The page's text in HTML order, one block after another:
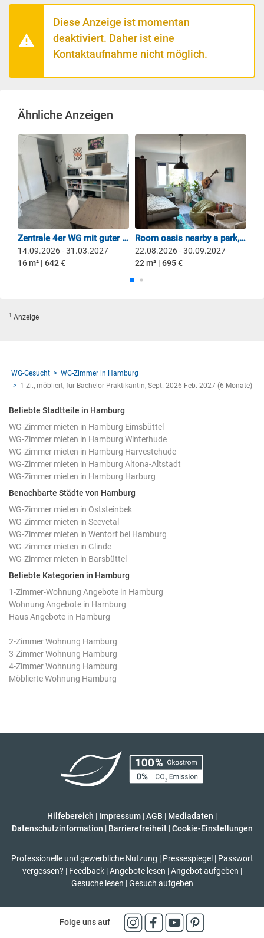
Diese Anzeige ist momentan
deaktiviert. Daher ist eine
Kontaktaufnahme nicht möglich.
Ähnliche Anzeigen
Zentrale 4er WG mit guter Anbindung sucht neue Mitbewohner*in
14.09.2026 - 31.03.2027
16 m² | 642 €
Room oasis nearby a park, 10 min from main station
22.08.2026 - 30.09.2027
22 m² | 695 €
1 Anzeige
WG-Gesucht
WG-Zimmer in Hamburg
1 Zi., möbliert, für Bachelor Praktikantin, Sept. 2026-Feb. 2027 (6 Monate)
Beliebte Stadtteile in Hamburg
WG-Zimmer mieten in Hamburg Eimsbüttel
WG-Zimmer mieten in Hamburg Winterhude
WG-Zimmer mieten in Hamburg Harvestehude
WG-Zimmer mieten in Hamburg Altona-Altstadt
WG-Zimmer mieten in Hamburg Harburg
Benachbarte Städte von Hamburg
WG-Zimmer mieten in Oststeinbek
WG-Zimmer mieten in Seevetal
WG-Zimmer mieten in Wentorf bei Hamburg
WG-Zimmer mieten in Glinde
WG-Zimmer mieten in Barsbüttel
Beliebte Kategorien in Hamburg
1-Zimmer-Wohnung Angebote in Hamburg
Wohnung Angebote in Hamburg
Haus Angebote in Hamburg
2-Zimmer Wohnung Hamburg
3-Zimmer Wohnung Hamburg
4-Zimmer Wohnung Hamburg
Möblierte Wohnung Hamburg
Hilfebereich | Impressum |AGB | Mediadaten |
Datenschutzinformation | Barrierefreiheit | Cookie-Einstellungen
Professionelle und gewerbliche Nutzung | Pressespiegel | Passwort
vergessen? | Feedback | Angebote lesen | Angebot aufgeben |
Gesuche lesen | Gesuch aufgeben
Folge uns auf